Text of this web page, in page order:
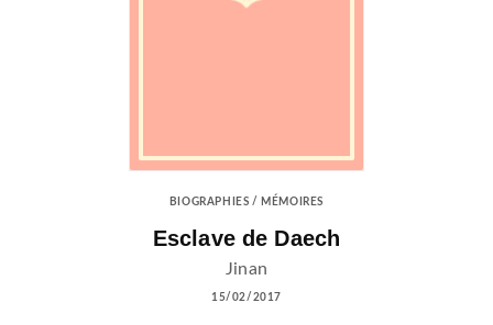
BIOGRAPHIES / MÉMOIRES
Esclave de Daech
Jinan
15/02/2017